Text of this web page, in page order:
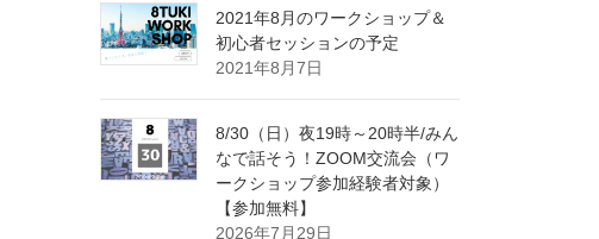
2021年8月のワークショップ＆
初心者セッションの予定
2021年8月7日
8/30（日）夜19時～20時半/みん
なで話そう！ZOOM交流会（ワ
ークショップ参加経験者対象）
【参加無料】
2026年7月29日